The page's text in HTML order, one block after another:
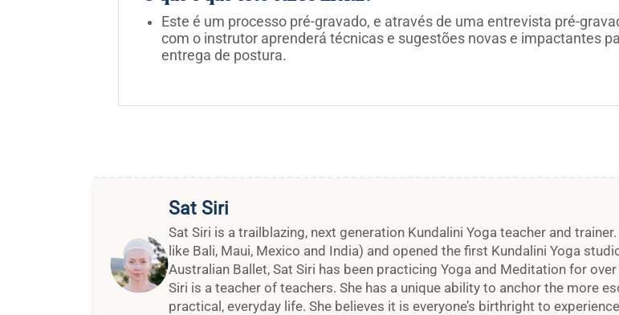
Este é um processo pré-gravado, e através de uma entrevista pré-
com o instrutor aprenderá técnicas e sugestões novas e impactantes
entrega de postura.
Sat Siri
Sat Siri is a trailblazing, next generation Kundalini Yoga teacher and
like Bali, Maui, Mexico and India) and opened the first Kundalini Yoga
Australian Ballet, Sat Siri has been practicing Yoga and Meditation for
Siri is a teacher of teachers. She has a unique ability to anchor the more
practical, everyday life. She believes it is everyone’s birthright to